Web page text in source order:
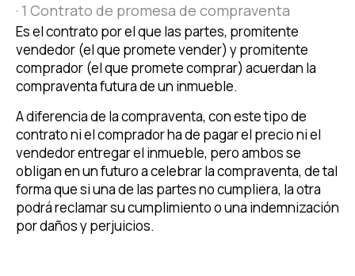
· 1 Contrato de promesa de compraventa
Es el contrato por el que las partes, promitente
vendedor (el que promete vender) y promitente
comprador (el que promete comprar) acuerdan la
compraventa futura de un inmueble.
A diferencia de la compraventa, con este tipo de
contrato ni el comprador ha de pagar el precio ni el
vendedor entregar el inmueble, pero ambos se
obligan en un futuro a celebrar la compraventa, de tal
forma que si una de las partes no cumpliera, la otra
podrá reclamar su cumplimiento o una indemnización
por daños y perjuicios.